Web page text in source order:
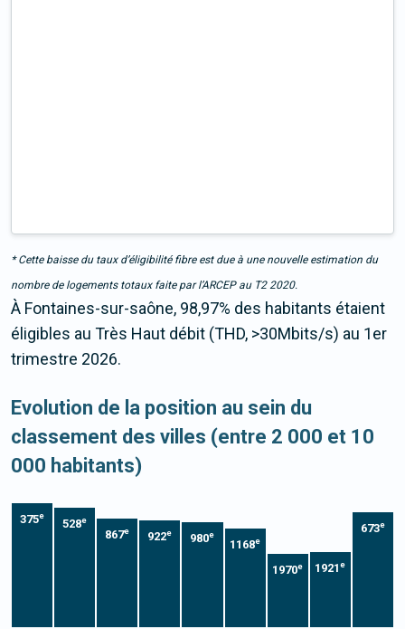
* Cette baisse du taux d’éligibilité fibre est due à une nouvelle estimation du
nombre de logements totaux faite par l’ARCEP au T2 2020.
À Fontaines-sur-saône, 98,97% des habitants étaient
éligibles au Très Haut débit (THD, >30Mbits/s) au 1er
trimestre 2026.
Evolution de la position au sein du
classement des villes (entre 2 000 et 10
000 habitants)
375e
528e
867e 922e 980e
1168e
1970e 1921e
673e